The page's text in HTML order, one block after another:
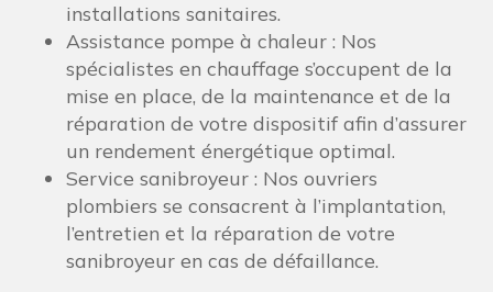
installations sanitaires.
Assistance pompe à chaleur : Nos
spécialistes en chauffage s’occupent de la
mise en place, de la maintenance et de la
réparation de votre dispositif afin d’assurer
un rendement énergétique optimal.
Service sanibroyeur : Nos ouvriers
plombiers se consacrent à l’implantation,
l’entretien et la réparation de votre
sanibroyeur en cas de défaillance.